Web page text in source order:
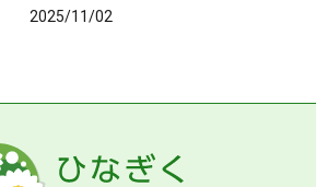
2025/11/02